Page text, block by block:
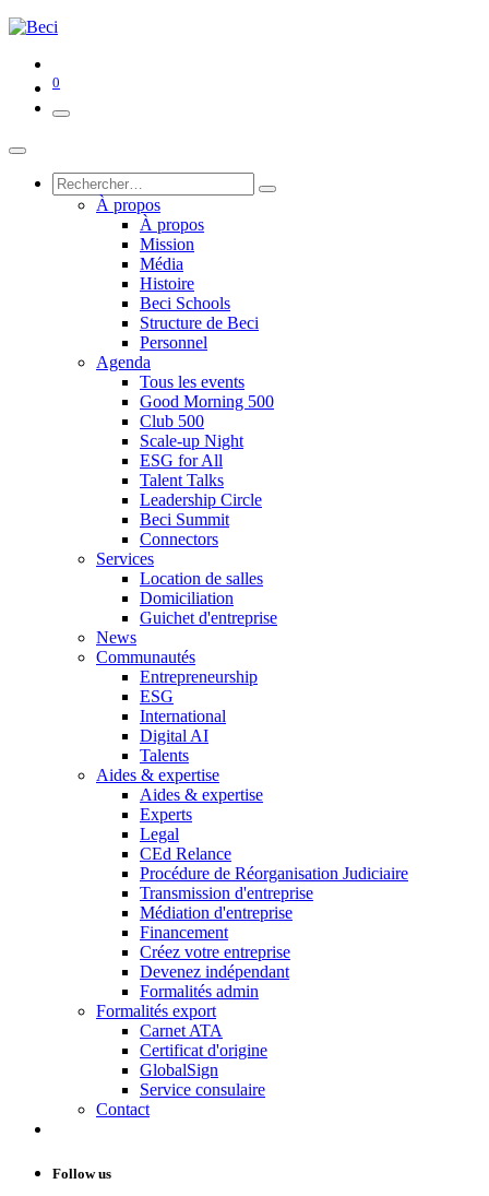
0
À propos
À propos
Mission
Média
Histoire
Beci Schools
Structure de Beci
Personnel
Agenda
Tous les events
Good Morning 500
Club 500
Scale-up Night
ESG for All
Talent Talks
Leadership Circle
Beci Summit
Connectors
Services
Location de salles
Domiciliation
Guichet d'entreprise
News
Communautés
Entrepreneurship
ESG
International
Digital AI
Talents
Aides & expertise
Aides & expertise
Experts
Legal
CEd Relance
Procédure de Réorganisation Judiciaire
Transmission d'entreprise
Médiation d'entreprise
Financement
Créez votre entreprise
Devenez indépendant
Formalités admin
Formalités export
Carnet ATA
Certificat d'origine
GlobalSign
Service consulaire
Contact
Follow us